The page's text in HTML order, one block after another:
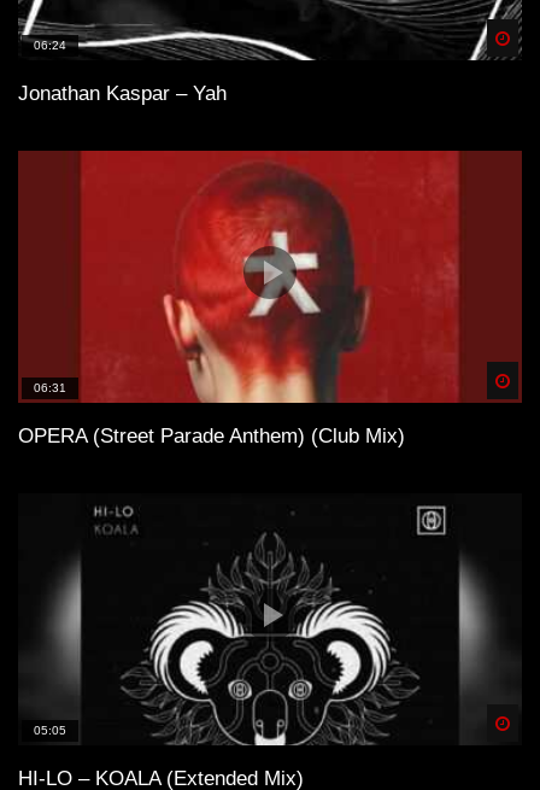
06:24
Jonathan Kaspar – Yah
06:31
OPERA (Street Parade Anthem) (Club Mix)
05:05
HI-LO – KOALA (Extended Mix)